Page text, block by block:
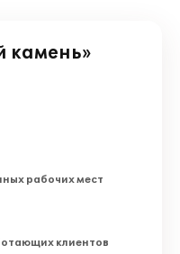
камень»
рабочих мест
клиентов